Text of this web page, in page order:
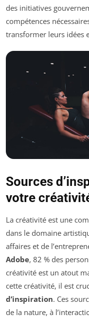
des initiatives
compétences
transformer leurs idées
Sources
votre
La créativité est une
dans le domaine
affaires et de
Adobe, 82 % des
créativité est un atout
cette créativité, il est
d’inspiration. Ces
de la nature, à